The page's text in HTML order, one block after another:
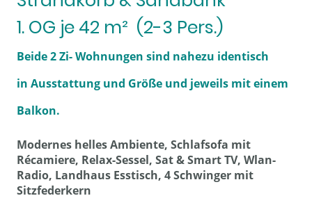
1. OG je 42 m² (2-3 Pers.)
Beide 2 Zi- Wohnungen sind nahezu identisch
in Ausstattung und Größe und jeweils mit einem
Balkon.
Modernes helles Ambiente, Schlafsofa mit
Récamiere, Relax-Sessel, Sat & Smart TV, Wlan-
Radio, Landhaus Esstisch, 4 Schwinger mit
Sitzfederkern